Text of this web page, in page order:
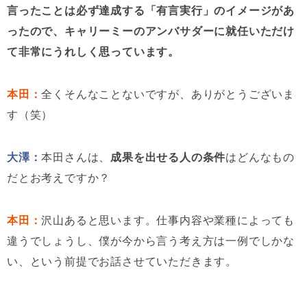
言ったことは必ず達成する「有言実行」のイメージがあ
ったので、キャリーミーのアンバサダーに就任いただけ
て非常にうれしく思っています。
本田：全くそんなことないですが、ありがとうございま
す（笑）
大澤：本田さんは、 成果を出せる人の条件はどんなもの
だとお考えですか？
本田：沢山あると思います。仕事内容や業種によっても
違うでしょうし、僕が今から言う考え方は一例でしかな
い、という前提でお話させていただきます。